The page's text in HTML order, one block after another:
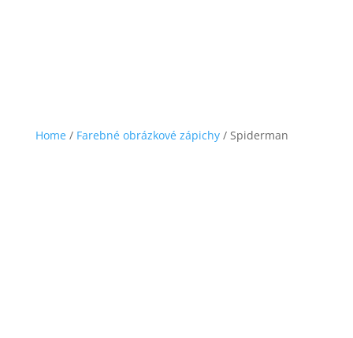
Home/ Farebné obrázkové zápichy/ Spiderman